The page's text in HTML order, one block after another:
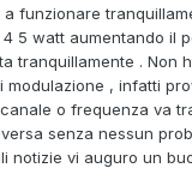
funzionare
5 watt aumentando il
tranquillamente . Non
modulazione , infatti
o frequenza va
senza nessun
notizie vi auguro un